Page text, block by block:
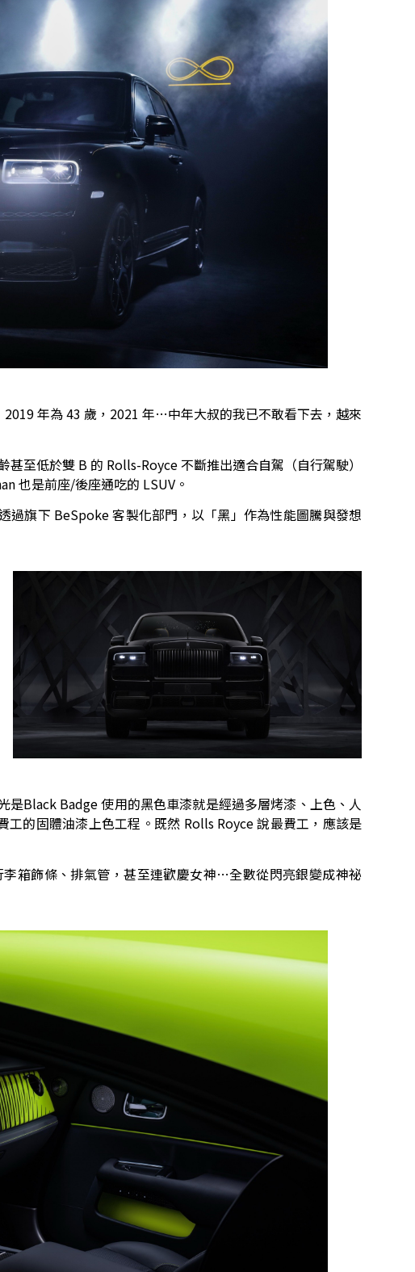
年為 43 歲，2021 年…中年大叔的我已不敢看下去，越來
至低於雙 B 的 Rolls-Royce 不斷推出適合自駕（自行駕駛）
也是前座/後座通吃的 LSUV。
旗下 BeSpoke 客製化部門，以「黑」作為性能圖騰與發想
Black Badge 使用的黑色車漆就是經過多層烤漆、上色、人
的固體油漆上色工程。既然 Rolls Royce 說最費工，應該是
箱飾條、排氣管，甚至連歡慶女神…全數從閃亮銀變成神祕